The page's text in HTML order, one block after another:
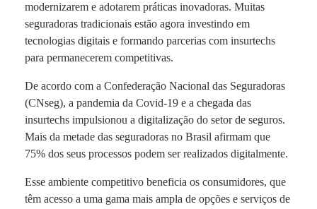
modernizarem e adotarem práticas inovadoras. Muitas
seguradoras tradicionais estão agora investindo em
tecnologias digitais e formando parcerias com insurtechs
para permanecerem competitivas.
De acordo com a Confederação Nacional das Seguradoras
(CNseg), a pandemia da Covid-19 e a chegada das
insurtechs impulsionou a digitalização do setor de seguros.
Mais da metade das seguradoras no Brasil afirmam que
75% dos seus processos podem ser realizados digitalmente.
Esse ambiente competitivo beneficia os consumidores, que
têm acesso a uma gama mais ampla de opções e serviços de